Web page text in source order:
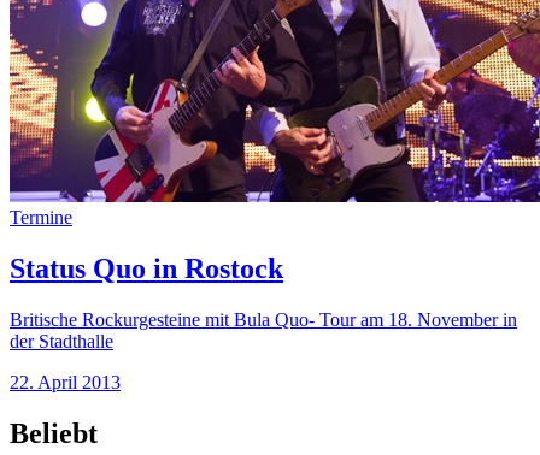
Termine
Status Quo in Rostock
Britische Rockurgesteine mit Bula Quo- Tour am 18. November in
der Stadthalle
22. April 2013
Beliebt